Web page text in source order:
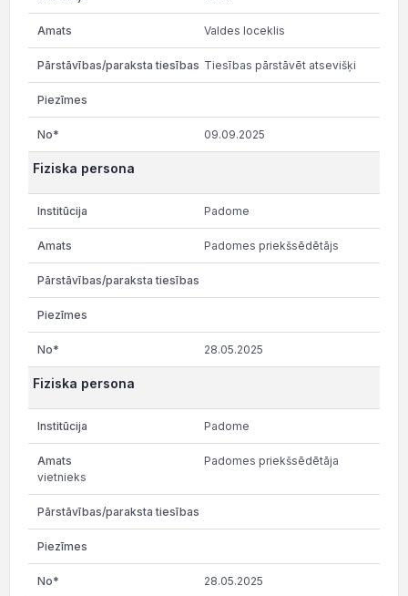
Valdes loceklis
Tiesības pārstāvēt atsevišķi
09.09.2025
Fiziska persona
Padome
Padomes priekšsēdētājs
28.05.2025
Fiziska persona
Padome
Padomes priekšsēdētāja
vietnieks
28.05.2025